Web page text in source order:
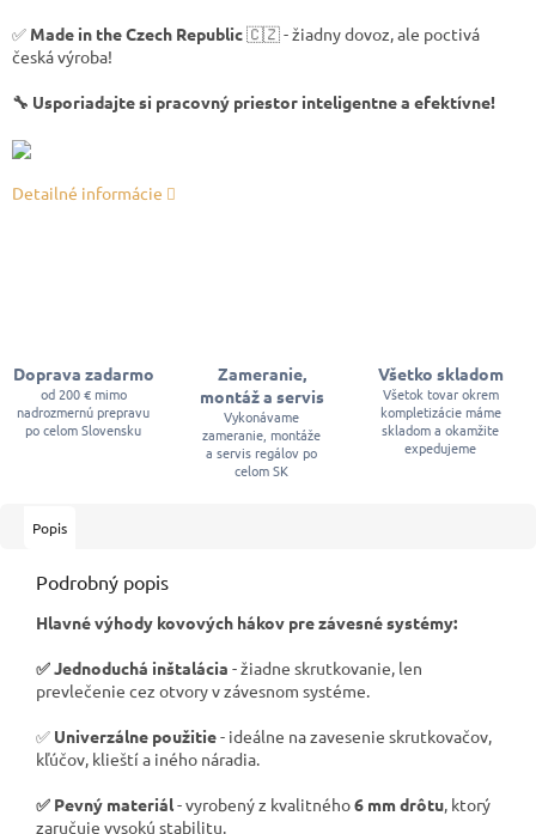
✅ Made in the Czech Republic🇨🇿 - žiadny dovoz, ale poctivá
česká výroba!
🔧 Usporiadajte si pracovný priestor inteligentne a efektívne!
Detailné informácie
Doprava zadarmo
od 200 € mimo
nadrozmernú prepravu
po celom Slovensku
Zameranie,
montáž a servis
Vykonávame
zameranie, montáže
a servis regálov po
celom SK
Všetko skladom
Všetok tovar okrem
kompletizácie máme
skladom a okamžite
expedujeme
Popis
Podrobný popis
Hlavné výhody kovových hákov pre závesné systémy:
✅ Jednoduchá inštalácia - žiadne skrutkovanie, len
prevlečenie cez otvory v závesnom systéme.
✅ Univerzálne použitie- ideálne na zavesenie skrutkovačov,
kľúčov, klieští a iného náradia.
✅ Pevný materiál- vyrobený z kvalitného6 mm drôtu, ktorý
zaručuje vysokú stabilitu.